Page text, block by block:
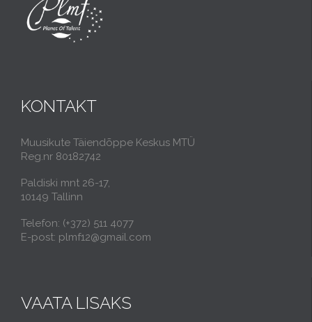
KONTAKT
Muusikute Täiendõppe Keskus MTÜ
Reg.nr 80182742
Paldiski mnt 26-17,
10149 Tallinn
Telefon: (+372) 511 4077
E-post: plmf12@gmail.com
VAATA LISAKS